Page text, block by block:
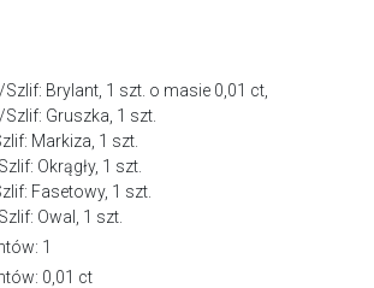
Szlif: Brylant, 1 szt. o masie 0,01 ct,
Gruszka, 1 szt.
Markiza, 1 szt.
Okrągły, 1 szt.
Fasetowy, 1 szt.
Owal, 1 szt.
1
0,01 ct